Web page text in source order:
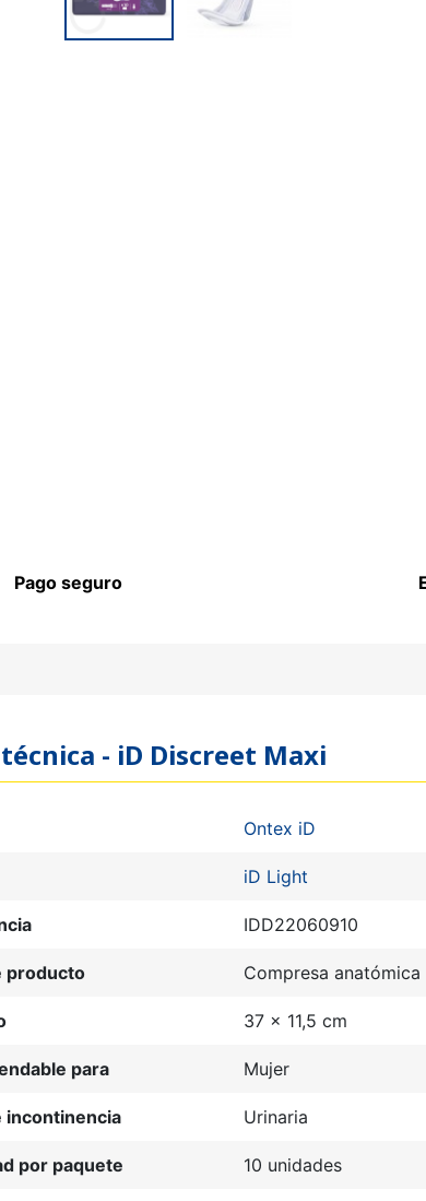
Pago seguro
- iD Discreet Maxi
Ontex iD
iD Light
IDD22060910
producto Compresa anatómica
37 x 11,5 cm
para Mujer
incontinencia Urinaria
por paquete 10 unidades